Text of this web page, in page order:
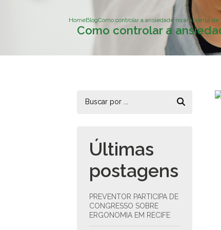
HomeBlogComo controlar a ansiedade no ambiente de
Como controlar a
Últimas
postagens
PREVENTOR PARTICIPA DE
CONGRESSO SOBRE
ERGONOMIA EM RECIFE